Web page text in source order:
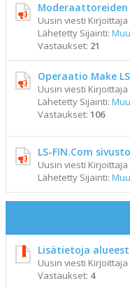
Moderaattoreiden
Uusin viesti Kirjoittaja
Lähetetty Sijainti:
Vastaukset: 21
Operaatio Make
Uusin viesti Kirjoittaja
Lähetetty Sijainti:
Vastaukset: 106
LS-FIN.Com
Uusin viesti Kirjoittaja
Lähetetty Sijainti:
Lisätietoja
Uusin viesti Kirjoittaja
Vastaukset: 4